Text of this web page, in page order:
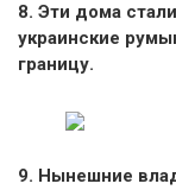
8. Эти дома
украинские
границу.
9. Нынешние